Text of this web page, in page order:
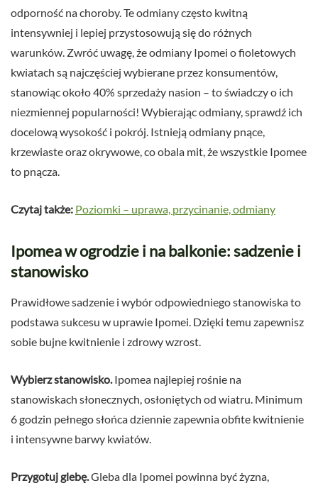
odporność na choroby. Te odmiany często kwitną
intensywniej i lepiej przystosowują się do różnych
warunków. Zwróć uwagę, że odmiany Ipomei o fioletowych
kwiatach są najczęściej wybierane przez konsumentów,
stanowiąc około 40% sprzedaży nasion – to świadczy o ich
niezmiennej popularności! Wybierając odmiany, sprawdź ich
docelową wysokość i pokrój. Istnieją odmiany pnące,
krzewiaste oraz okrywowe, co obala mit, że wszystkie Ipomee
to pnącza.
Czytaj także: Poziomki – uprawa, przycinanie, odmiany
Ipomea w ogrodzie i na balkonie: sadzenie i
stanowisko
Prawidłowe sadzenie i wybór odpowiedniego stanowiska to
podstawa sukcesu w uprawie Ipomei. Dzięki temu zapewnisz
sobie bujne kwitnienie i zdrowy wzrost.
Wybierz stanowisko.Ipomea najlepiej rośnie na
stanowiskach słonecznych, osłoniętych od wiatru. Minimum
6 godzin pełnego słońca dziennie zapewnia obfite kwitnienie
i intensywne barwy kwiatów.
Przygotuj glebę.Gleba dla Ipomei powinna być żyzna,